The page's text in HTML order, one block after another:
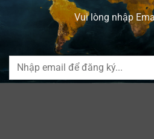
Vui lòng nhập